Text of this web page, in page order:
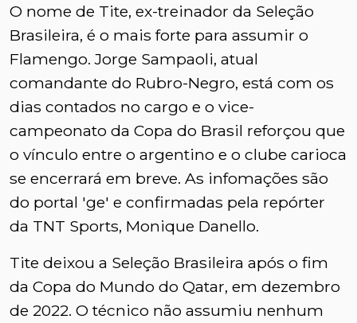
O nome de Tite, ex-treinador da Seleção
Brasileira, é o mais forte para assumir o
Flamengo. Jorge Sampaoli, atual
comandante do Rubro-Negro, está com os
dias contados no cargo e o vice-
campeonato da Copa do Brasil reforçou que
o vínculo entre o argentino e o clube carioca
se encerrará em breve. As infomações são
do portal 'ge' e confirmadas pela repórter
da TNT Sports, Monique Danello.
Tite deixou a Seleção Brasileira após o fim
da Copa do Mundo do Qatar, em dezembro
de 2022. O técnico não assumiu nenhum